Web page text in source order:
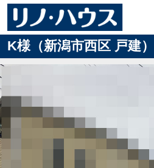
K様（新潟市西区 戸建）